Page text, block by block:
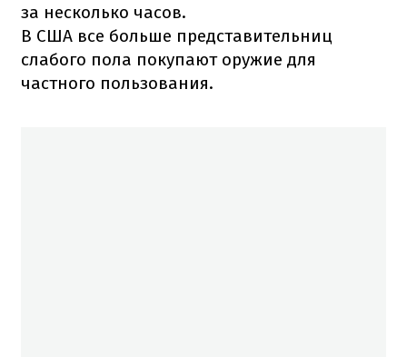
за несколько часов.
В США все больше представительниц
слабого пола покупают оружие для
частного пользования.